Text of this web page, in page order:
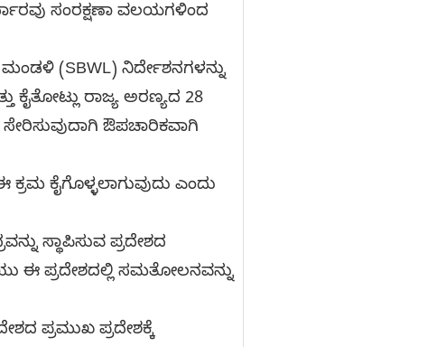
ಸಂರಕ್ಷಣಾ ವಲಯಗಳಿಂದ
ಮಂಡಳಿ (SBWL) ನಿರ್ದೇಶನಗಳನ್ನು
ಕೈತೋಟ್ಲು ರಾಜ್ಯ ಅರಣ್ಯದ 28
ಔಪಚಾರಿಕವಾಗಿ
ಕೈಗೊಳ್ಳಲಾಗುವುದು ಎಂದು
ಸ್ಥಾಪಿಸುವ ಪ್ರದೇಶದ
ಈ ಪ್ರದೇಶದಲ್ಲಿ ಸಮತೋಲನವನ್ನು
ಪ್ರಮುಖ ಪ್ರದೇಶಕ್ಕೆ